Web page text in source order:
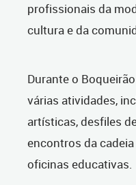
profissionais da
cultura e da
Durante o
várias atividades,
artísticas, desfiles
encontros da
oficinas educativas.